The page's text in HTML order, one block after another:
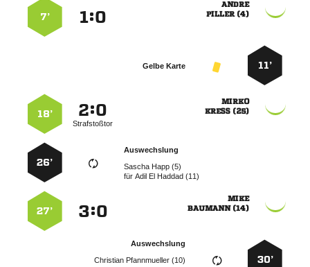

 
:
7’
11’
Gelbe Karte

 
:
Strafstoßtor
18’
Auswechslung
  
für   
26’

 
:
27’
30’
Auswechslung
  